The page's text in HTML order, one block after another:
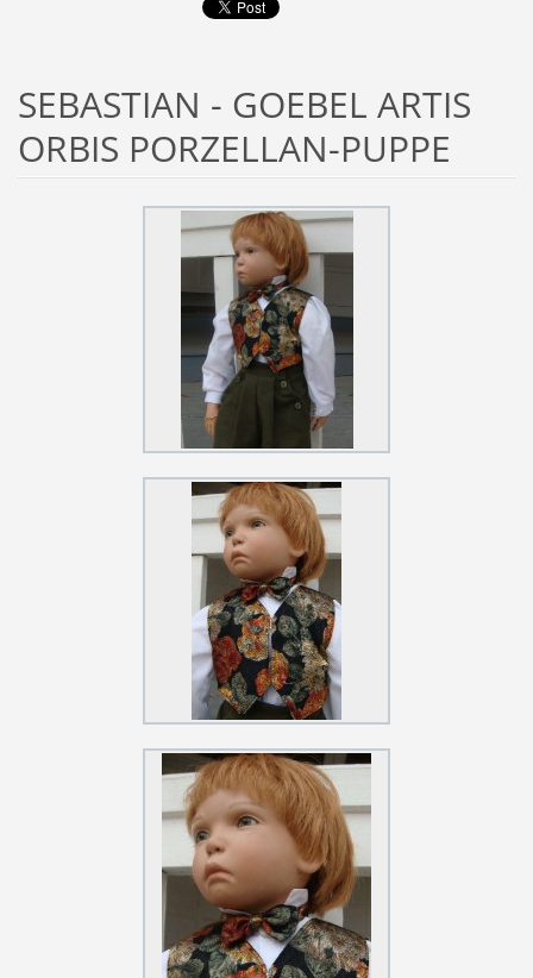
SEBASTIAN - GOEBEL ARTIS
ORBIS PORZELLAN-PUPPE